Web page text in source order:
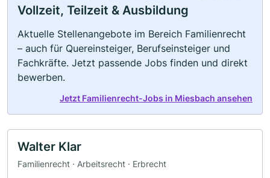
Vollzeit, Teilzeit & Ausbildung
Aktuelle Stellenangebote im Bereich Familienrecht
– auch für Quereinsteiger, Berufseinsteiger und
Fachkräfte. Jetzt passende Jobs finden und direkt
bewerben.
Jetzt Familienrecht-Jobs in Miesbach ansehen
Walter Klar
Familienrecht · Arbeitsrecht · Erbrecht